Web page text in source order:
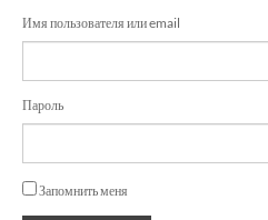
Имя пользователя или email
Пароль
Запомнить меня